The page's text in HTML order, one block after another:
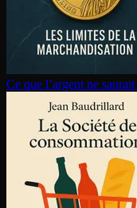
Ce que l’argent ne